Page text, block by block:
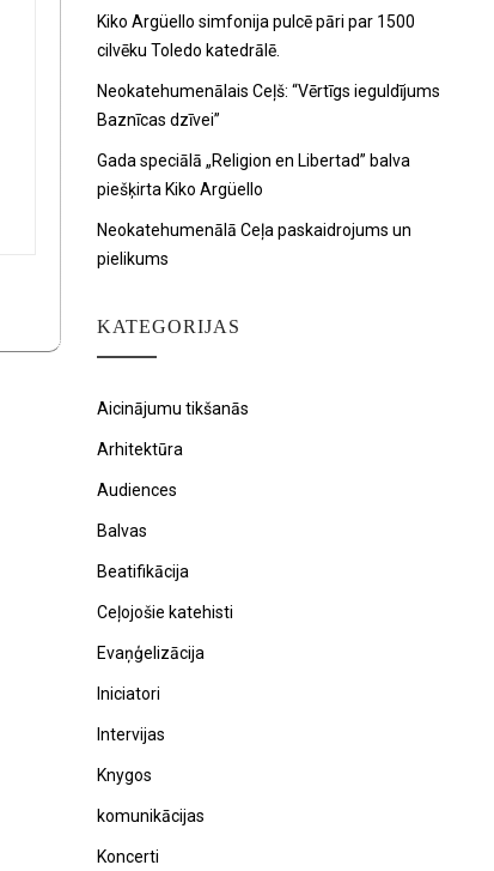
Kiko Argüello simfonija pulcē pāri par 1500
cilvēku Toledo katedrālē.
Neokatehumenālais Ceļš: “Vērtīgs ieguldījums
Baznīcas dzīvei”
Gada speciālā „Religion en Libertad” balva
piešķirta Kiko Argüello
Neokatehumenālā Ceļa paskaidrojums un
pielikums
KATEGORIJAS
Aicinājumu tikšanās
Arhitektūra
Audiences
Balvas
Beatifikācija
Ceļojošie katehisti
Evaņģelizācija
Iniciatori
Intervijas
Knygos
komunikācijas
Koncerti